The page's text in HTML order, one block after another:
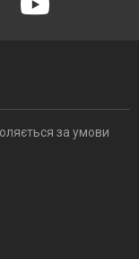
за умови